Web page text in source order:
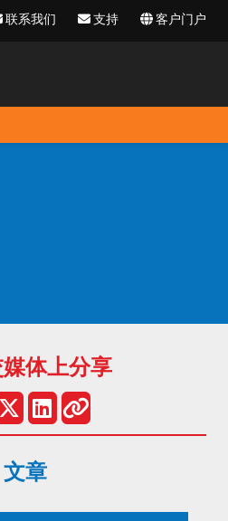
联系我们 支持 客户门户
体上分享
文章